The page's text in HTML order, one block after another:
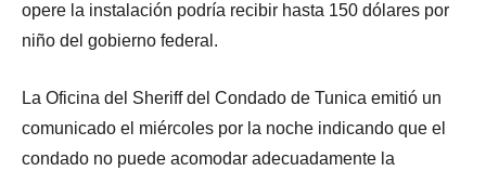
opere la instalación podría recibir hasta 150 dólares por
niño del gobierno federal.
La Oficina del Sheriff del Condado de Tunica emitió un
comunicado el miércoles por la noche indicando que el
condado no puede acomodar adecuadamente la